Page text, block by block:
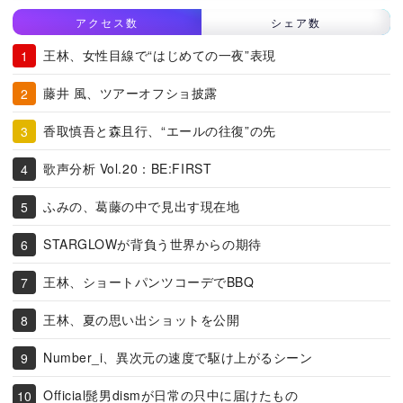
アクセス数 シェア数
王林、女性目線で“はじめての一夜”表現
藤井 風、ツアーオフショ披露
香取慎吾と森且行、“エールの往復”の先
歌声分析 Vol.20：BE:FIRST
ふみの、葛藤の中で見出す現在地
STARGLOWが背負う世界からの期待
王林、ショートパンツコーデでBBQ
王林、夏の思い出ショットを公開
Number_i、異次元の速度で駆け上がるシーン
Official髭男dismが日常の只中に届けたもの